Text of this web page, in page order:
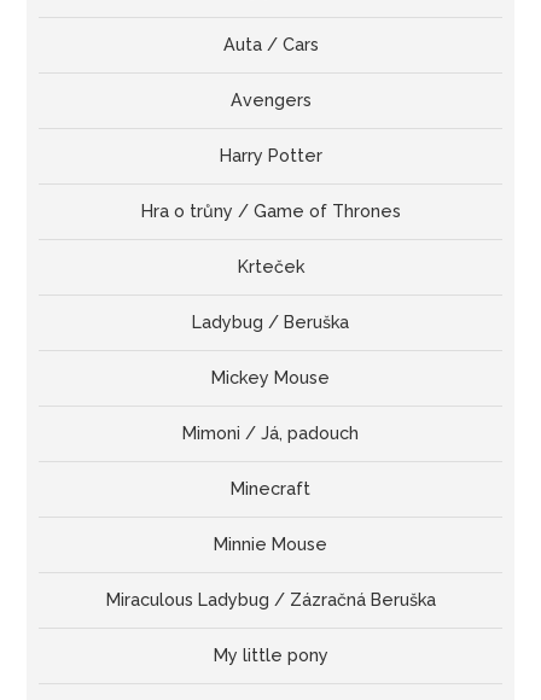
Auta / Cars
Avengers
Harry Potter
Hra o trůny / Game of Thrones
Krteček
Ladybug / Beruška
Mickey Mouse
Mimoni / Já, padouch
Minecraft
Minnie Mouse
Miraculous Ladybug / Zázračná Beruška
My little pony